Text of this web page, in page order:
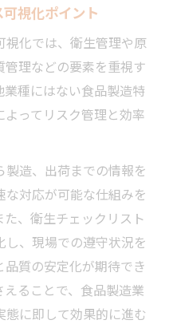
視化ポイント
視化では、衛生管理や原
理などの要素を重視す
種にはない食品製造特
ってリスク管理と効率
造、出荷までの情報を
対応が可能な仕組みを
、衛生チェックリスト
、現場での遵守状況を
質の安定化が期待でき
ることで、食品製造業
に即して効果的に進む